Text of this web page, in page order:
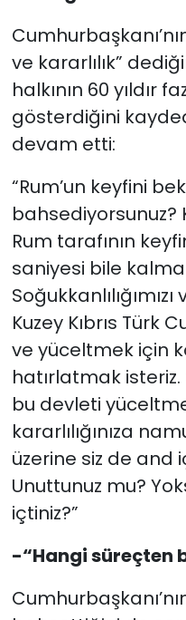
ve kararlılık”
halkının 60 yıldır
gösterdiğini
devam etti:
“Rum’un keyfini
bahsediyorsunuz?
Rum tarafının
saniyesi bile
Kuzey Kıbrıs Türk
ve yüceltmek için
hatırlatmak isteriz.
bu devleti
kararlılığınıza
üzerine siz de and
Unuttunuz mu?
içtiniz?”
-“Hangi süreçten